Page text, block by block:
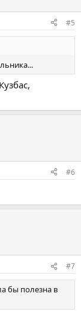
#5
#6
#7
бы полезна в